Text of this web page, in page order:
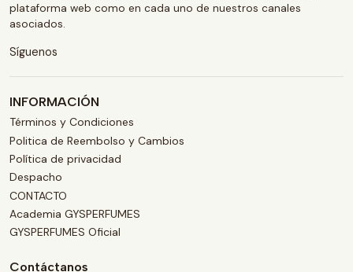
plataforma web como en cada uno de nuestros canales
asociados.
Síguenos
INFORMACIÓN
Términos y Condiciones
Politica de Reembolso y Cambios
Política de privacidad
Despacho
CONTACTO
Academia GYSPERFUMES
GYSPERFUMES Oficial
Contáctanos